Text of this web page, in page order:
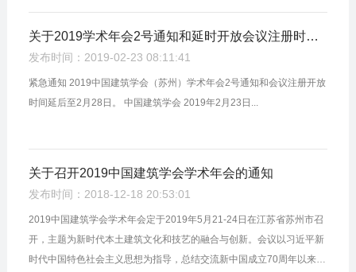
关于2019学术年会2号通知和延时开放会议注册时间的紧急通知
发布时间：2019-02-23 08:11:41
紧急通知 2019中国建筑学会（苏州）学术年会2号通知和会议注册开放
时间延后至2月28日。 中国建筑学会 2019年2月23日...
关于召开2019中国建筑学会学术年会的通知
发布时间：2018-12-18 20:53:01
2019中国建筑学会学术年会定于2019年5月21-24日在江苏省苏州市召
开，主题为新时代本土建筑文化和技艺的融合与创新。会议以习近平新
时代中国特色社会主义思想为指导，总结交流新中国成立70周年以来在